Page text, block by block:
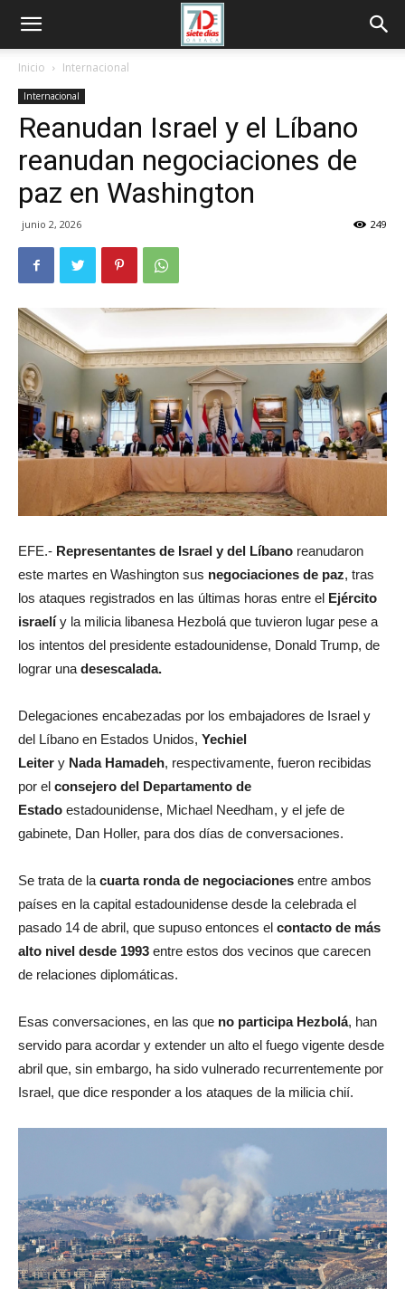
Inicio Internacional
Internacional
Reanudan Israel y el Líbano
reanudan negociaciones de
paz en Washington
junio 2, 2026 249
EFE.- Representantes de Israel y del Líbano reanudaron
este martes en Washington sus negociaciones de paz, tras
los ataques registrados en las últimas horas entre el Ejército
israelíy la milicia libanesa Hezbolá que tuvieron lugar pese a
los intentos del presidente estadounidense, Donald Trump, de
lograr una desescalada.
Delegaciones encabezadas por los embajadores de Israel y
del Líbano en Estados Unidos, Yechiel
Leiter y Nada Hamadeh, respectivamente, fueron recibidas
por el consejero del Departamento de
Estado estadounidense, Michael Needham, y el jefe de
gabinete, Dan Holler, para dos días de conversaciones.
Se trata de la cuarta ronda de negociaciones entre ambos
países en la capital estadounidense desde la celebrada el
pasado 14 de abril, que supuso entonces el contacto de más
alto nivel desde 1993 entre estos dos vecinos que carecen
de relaciones diplomáticas.
Esas conversaciones, en las que no participa Hezbolá, han
servido para acordar y extender un alto el fuego vigente desde
abril que, sin embargo, ha sido vulnerado recurrentemente por
Israel, que dice responder a los ataques de la milicia chií.